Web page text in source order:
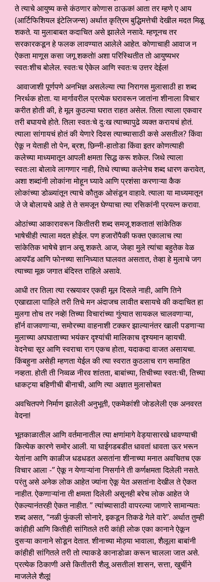
ते त्याचे आयुष्य कसे कंठणार कोणास ठाऊक! आता तर म्हणे ए आय
(आर्टिफिशियल इंटेलिजन्स) अर्थात कृत्रिम बुद्धिमत्तेची देखील मदत मिळू
शकते. या मुलाबाबत कदाचित असे झालेले नसावे. म्हणूनच तर
सरकारकडून हे फलक लावण्यात आलेले आहेत. कोणाचाही आवाज न
ऐकता माणूस कसा जगू शकतो! अशा परिस्थितीत तो आयुष्यभर
स्वतःशीच बोलेल. स्वतःच ऐकेल आणि स्वतःच उत्तर देईल!
आवाजाशी पूर्णपणे अनभिज्ञ असलेल्या त्या निरागस मुलासाठी हा शब्द
निरर्थक होता. या मार्गावरील प्रत्येक घरावरून जातांना शीनाला विचार
करीत होती की, हे मूल कुठल्या घरात राहत असेल. तिला त्याला एकवार
तरी बघायचे होते. तिला स्वतःचे दुःख त्याच्यापुढे व्यक्त करायचं होतं.
त्याला सांगायचं होतं की येणारे दिवस त्याच्यासाठी कसे असतील? किंवा
ऐकू न येताही तो पेन, ब्रश, छिन्नी-हातोडा किंवा इतर कोणत्याही
कलेच्या माध्यमातून आपली क्षमता सिद्ध करू शकेल. जिथे त्याला
स्वतःला बोलावे लागणार नाही, तिथे त्याच्या कलेनेच शब्द धारण करावेत,
अशा शब्दांनी लोकांना मोहून घ्यावे आणि प्रशंसा करणाऱ्या कैक
लोकांच्या डोळ्यांतून त्याचे कौतुक ओसंडून वाहावे. त्याला या माध्यमातून
जे जे बोलायचे आहे ते ते समजून घेण्याचा त्या रसिकांनी प्रयत्न करावा.
ओठांच्या आकारावरून कितीतरी शब्द समजू शकतात! सांकेतिक
भाषेचीही त्याला मदत होईल. पण हजारोंपैकी फक्त एकालाच त्या
सांकेतिक भाषेचे ज्ञान असू शकते. आज, जेव्हा मुले त्यांचा बहुतेक वेळ
आयपॅड आणि फोनच्या सानिध्यात घालवत असतात, तेव्हा हे मुलाचे जग
त्याच्या मूक जगात बंदिस्त राहिले असावे.
आधी तर तिला त्या रस्त्यावर एकही मूल दिसले नाही, आणि तिने
एखाद्याला पाहिले तरी तिचे मन अंदाजच लावीत बसायचे की कदाचित हा
मुलगा तोच तर नव्हे! तिच्या विचारांच्या गुंत्यात सायकल चालवणाऱ्या,
हॉर्न वाजवणाऱ्या, समोरच्या वाहनाशी टक्कर झाल्यानंतर खाली पडणाऱ्या
मुलाच्या अपघाताच्या भयंकर दृश्यांची मालिकाच दृश्यमान व्हायची.
वेदनेचा सूर आणि स्वराचा राग एकच होता, यदाकदा वाजत असायचा.
किंबहुना असेही म्हणता येईल की त्या स्वरात कुठलाच राग समाहित
नव्हता. होती ती निव्वळ नीरव शांतता, बाबांच्या, तिचीच्या स्वतःची, तिच्या
धाकट्या बहिणीची बीनाची, आणि त्या अज्ञात मुलासोबत
अवचितपणे निर्माण झालेली अनुभूती, एकमेकांशी जोडलेली एक अनवरत
वेदना!
भूतकाळातील आणि वर्तमानातील त्या क्षणांमागे वेड्यासारखे धावण्याची
कित्येक कारणे समोर आली. या घाईगडबडीत धावतां धावता ऊर भरून
येतांना आणि काळीज धडधडत असतांना शीनाच्या मनात अवचितच एक
विचार आला -” ऐकू न येणाऱ्यांना निसर्गाने ती कर्णक्षमता दिलेली नसते.
परंतु असे अनेक लोक आहेत ज्यांना ऐकू येत असतांना देखील ते ऐकत
नाहीत. ऐकणाऱ्यांना ती क्षमता दिलेली असूनही बरेच लोक आहेत जे
ऐकल्यानंतरही ऐकत नाहीत. ” त्यांच्यासाठी वापरल्या जाणारे सामान्यतः
शब्द असत, “नळी फुंकली सोनारे, इकडून तिकडे गेले वारे”. अर्थात तुम्ही
कांहीही आणि कितीही सांगितले तरी कांही लोक एका कानाने ऐकून
दुसऱ्या कानाने सोडून देतात. शीनाच्या मोठ्या भावाला, शैलूला बाबांनी
कांहीही सांगितले तरी तो त्याकडे कानाडोळा करून चालला जात असे.
प्रत्येक ठिकाणी असे कितीतरी शैलू असतील! शासन, सत्ता, खुर्चीने
माजलेले शैलू!